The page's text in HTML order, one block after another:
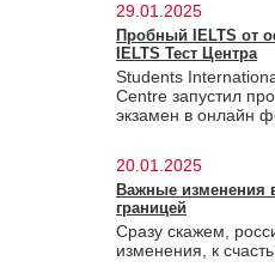
29.01.2025
Пробный IELTS от
IELTS Тест Центра
Students
Centre запустил
экзамен в онлайн
20.01.2025
Важные изменения
границей
Сразу скажем,
изменения, к